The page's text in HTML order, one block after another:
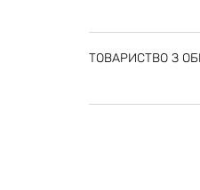
ТОВАРИСТВО З